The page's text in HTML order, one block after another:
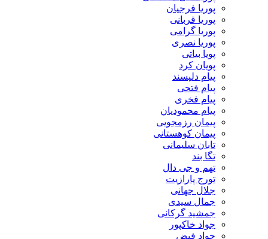
پوریا فرجیان
پوریا قربانی
پوریا گرامی
پوریا نصری
پویا بیاتی
پویان کرد
پیام دلپسند
پیام فتحی
پیام فخری
پیام محمودیان
پیمان رزمجویی
پیمان کوهستانی
تابان سلیمانی
تگا بند
تهم و جی دال
تورج پارازیت
جلال جهانی
جمال سیدی
جمشید گرکانی
جواد خاکپور
جواد فیض